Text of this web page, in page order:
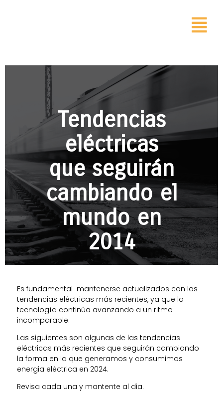
Tendencias
eléctricas
que seguirán
cambiando el
mundo en
2014
Es fundamental mantenerse actualizados con las
tendencias eléctricas más recientes, ya que la
tecnología continúa avanzando a un ritmo
incomparable.
Las siguientes son algunas de las tendencias
eléctricas más recientes que seguirán cambiando
la forma en la que generamos y consumimos
energia eléctrica en 2024.
Revisa cada una y mantente al dia.